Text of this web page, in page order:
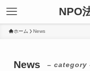
NPO
ホーム News
News – category